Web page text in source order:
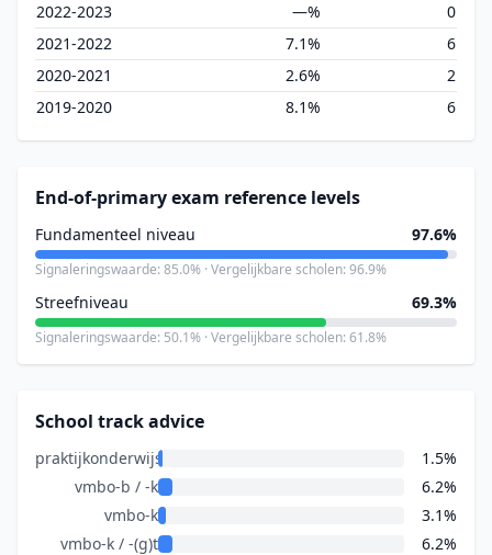
2022-2023
—%
0
2021-2022
7.1%
6
2020-2021
2.6%
2
2019-2020
8.1% 6
End-of-primary exam reference levels
Fundamenteel niveau 97.6%
Signaleringswaarde: 85.0% · Vergelijkbare scholen: 96.9%
Streefniveau 69.3%
Signaleringswaarde: 50.1% · Vergelijkbare scholen: 61.8%
School track advice
praktijkonderwijs
1.5%
vmbo-b / -k
6.2%
vmbo-k
3.1%
vmbo-k / -(g)t
6.2%